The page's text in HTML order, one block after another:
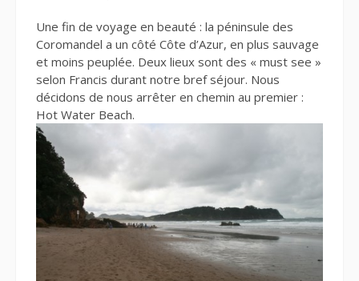
Une fin de voyage en beauté : la péninsule des
Coromandel a un côté Côte d’Azur, en plus sauvage
et moins peuplée. Deux lieux sont des « must see »
selon Francis durant notre bref séjour. Nous
décidons de nous arrêter en chemin au premier :
Hot Water Beach.